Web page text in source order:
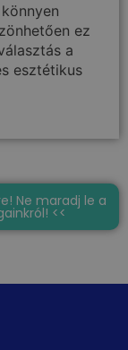
ez
a
esztétikus
Ne maradj le a
<<